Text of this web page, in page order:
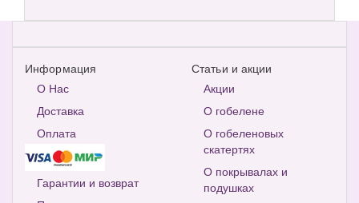
Информация
О Нас
Доставка
Оплата
Гарантии и возврат
Статьи и акции
Акции
О гобелене
О гобеленовых
скатертях
О покрывалах и
подушках